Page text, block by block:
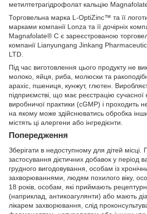
метилтетрагідрофолат кальцію
Торговельна марка L-OptiZinc™ та її
марками компанії Lonza та її дочірніх
Magnafolate® C є зареєстрованою
компанії Lianyungang Jinkang
LTD.
Під час виготовлення цього продукту не
молоко, яйця, риба, молюски та
арахіс, пшениця, кунжут, глютен.
підприємстві, що має реєстрацію сучасної
виробничої практики (cGMP) і проходить
на якому може здійснюватись обробка
містять ці алергени або інгредієнти.
Попередження
Зберігати в недоступному для дітей
застосування дієтичних добавок у період
грудного вигодовування, особам із
захворюваннями, людям похилого віку,
18 років, особам, які приймають
(наприклад, антикоагулянти) або мають
лікарем захворювання, слід